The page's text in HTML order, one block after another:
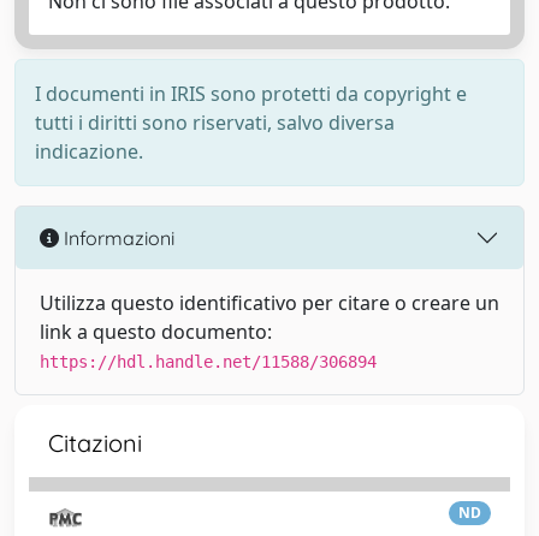
I documenti in IRIS sono protetti da copyright e
tutti i diritti sono riservati, salvo diversa
indicazione.
Informazioni
Utilizza questo identificativo per citare o creare un
link a questo documento:
https://hdl.handle.net/11588/306894
Citazioni
ND